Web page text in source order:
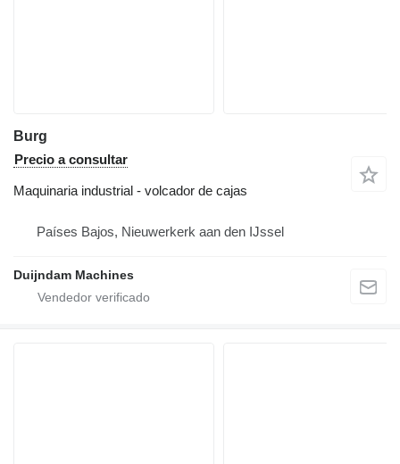
Burg
Precio a consultar
Maquinaria industrial - volcador de cajas
Países Bajos, Nieuwerkerk aan den IJssel
Duijndam Machines